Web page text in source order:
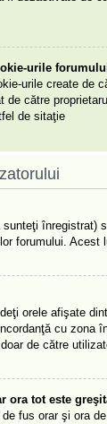
urile
urile create de
către
de sitaţie
forumului.
orele afişate
cu zona
de către
ora tot este
fus orar şi ora